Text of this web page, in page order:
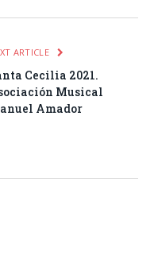
ARTICLE
Cecilia 2021.
Musical
Amador